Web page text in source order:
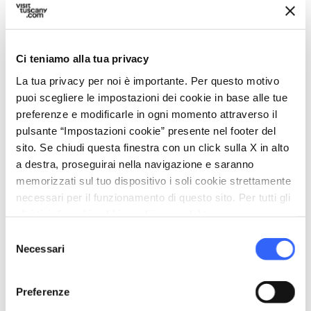
Ci teniamo alla tua privacy
La tua privacy per noi è importante. Per questo motivo
puoi scegliere le impostazioni dei cookie in base alle tue
preferenze e modificarle in ogni momento attraverso il
pulsante “Impostazioni cookie” presente nel footer del
sito. Se chiudi questa finestra con un click sulla X in alto
a destra, proseguirai nella navigazione e saranno
memorizzati sul tuo dispositivo i soli cookie strettamente
necessari per il funzionamento di questo sito. Per tutti gli
delNecessari
Preferenze
ancora viva a
Organizza
hotel Dove dormire chevron_right
restaurant Dove mangiare
holiday_village Pacchetti e soggiorni chevron_right